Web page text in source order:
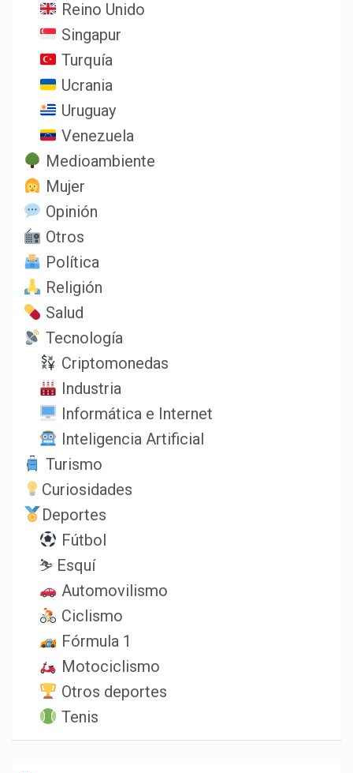
Reino Unido
Singapur
Turquía
Ucrania
Uruguay
Venezuela
Medioambiente
Mujer
Opinión
Otros
Política
Religión
Salud
Tecnología
Criptomonedas
Industria
Informática e Internet
Inteligencia Artificial
Turismo
Curiosidades
Deportes
Fútbol
⛷️ Esquí
Automovilismo
Ciclismo
Fórmula 1
Motociclismo
Otros deportes
Tenis